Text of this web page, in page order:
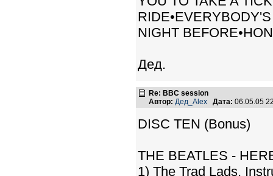
NIGHT
Дед.
Re: BBC session
Автор: Дед_Alex Дата: 06.05.05
DISC TEN (Bonus)
THE BEATLES -
1) The Trad Lads,